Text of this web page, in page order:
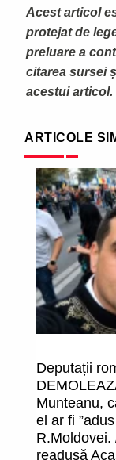
Acest articol
protejat de
preluare a
citarea sursei
acestui articol.
ARTICOLE
Deputații
Munteanu,
el ar fi
R.Moldovei.
readusă